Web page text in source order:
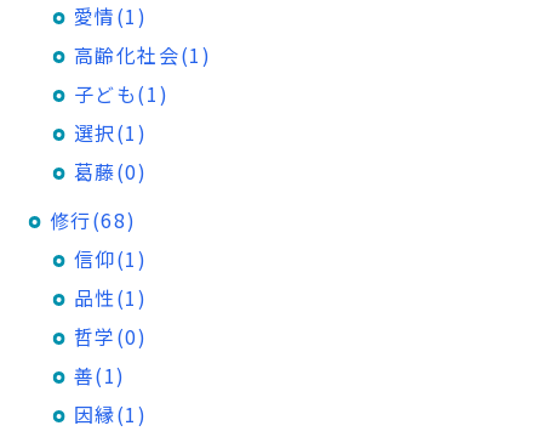
愛情(1)
高齢化社会(1)
子ども(1)
選択(1)
葛藤(0)
修行(68)
信仰(1)
品性(1)
哲学(0)
善(1)
因縁(1)